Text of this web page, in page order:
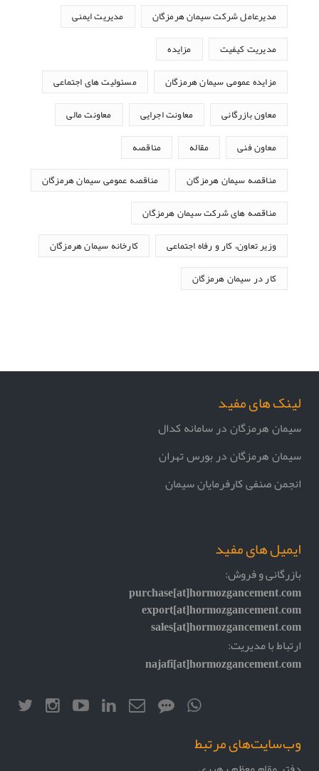
مدیرعامل شرکت سیمان هرمزگان مدیریت ایمنی
مدیریت کیفیت مزایده
مزایده عمومی سیمان هرمزگان مسئولیت های اجتماعی
معاون بازرگانی معاونت اجرایی معاونت مالی
معاون فنی مقاله مناقصه
مناقصه سیمان هرمزگان مناقصه عمومی سیمان هرمزگان
مناقصه های شرکت سیمان هرمزگان
وزیر تعاون، کار و رفاه اجتماعی کارخانه سیمان هرمزگان
کار در سیمان هرمزگان
لینک های مفید
سیمان هرمزگان در سامانه کدال
سیمان هرمزگان در بورس تهران
انجمن صنفی کارفرمایان سیمان
ایمیل های مفید
بازرگانی و فروش:
purchase[at]hormozgancement.com
export[at]hormozgancement.com
sales[at]hormozgancement.com
ارتباط با مدیریت:
najafi[at]hormozgancement.com
وب‌سایت‌های مرتبط
دفتر مقام معظم رهبری